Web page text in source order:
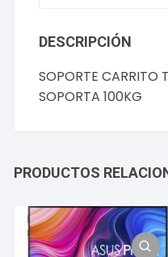
DESCRIPCIÓN
SOPORTE CARRITO
SOPORTA 100KG
PRODUCTOS